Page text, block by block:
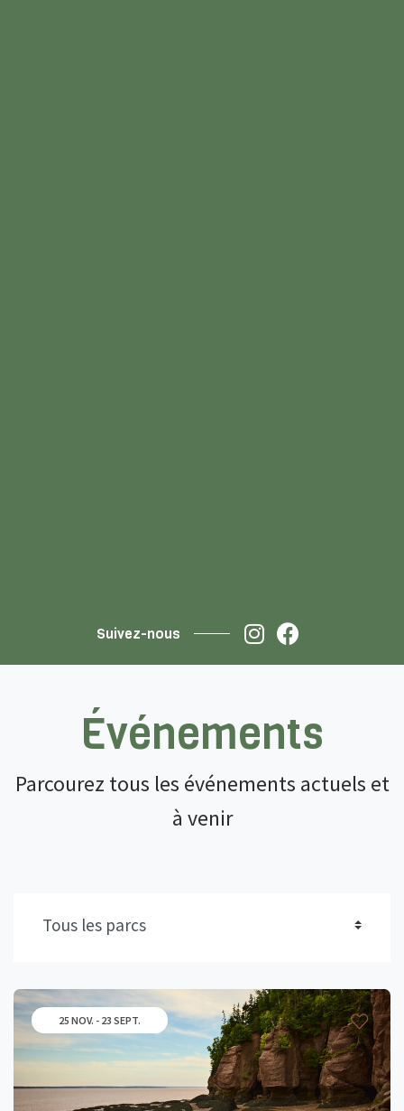
Suivez-nous
Événements
Parcourez tous les événements actuels et
à venir
25 NOV. - 23 SEPT.